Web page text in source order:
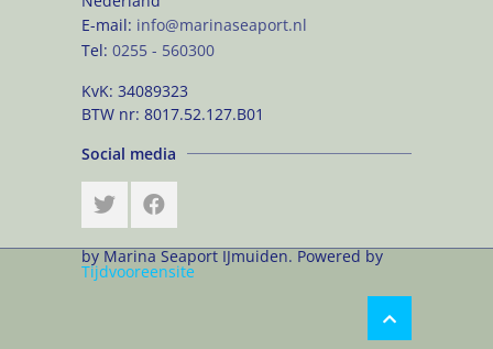
E-mail: info@marinaseaport.nl
Tel: 0255 - 560300
KvK: 34089323
BTW nr: 8017.52.127.B01
Social media
by Marina Seaport IJmuiden. Powered by
Tijdvooreensite